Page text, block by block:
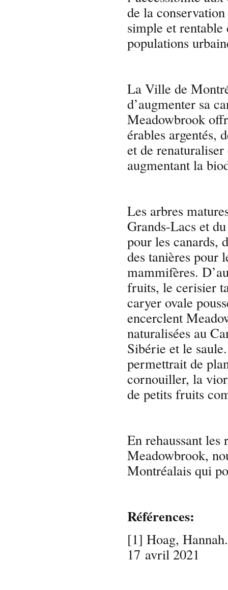
de la
simple et rentable
populations
La Ville de
d’augmenter sa
Meadowbrook
érables argentés,
et de
augmentant la
Les arbres
Grands-Lacs et
pour les canards,
des tanières pour
mammifères.
fruits, le cerisier
caryer ovale
encerclent
naturalisées au
Sibérie et le
permettrait de
cornouiller, la
de petits fruits
En rehaussant les
Meadowbrook,
Montréalais qui
Références:
[1] Hoag,
17 avril 2021